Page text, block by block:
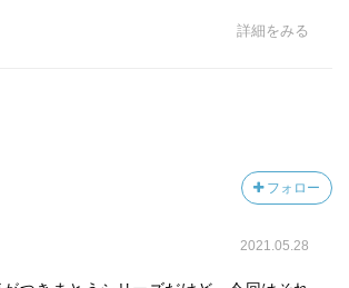
詳細をみる
フォロー
2021.05.28